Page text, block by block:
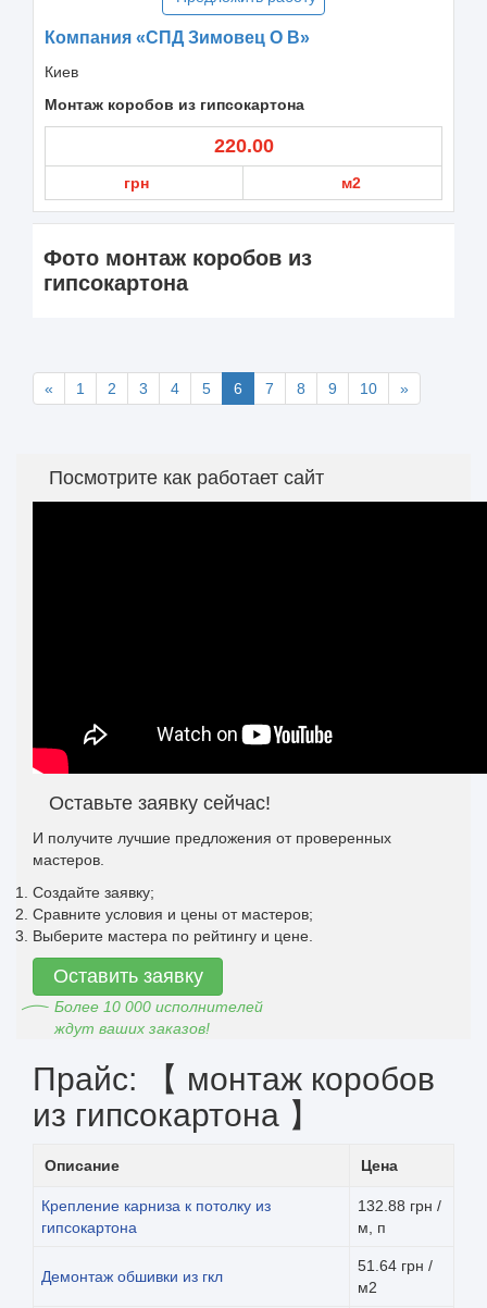
Компания «СПД Зимовец О В»
Киев
Монтаж коробов из гипсокартона
220.00
грн м2
Фото монтаж коробов из
гипсокартона
« 1 2 3 4 5 6 7 8 9 10 »
Посмотрите как работает сайт
Оставьте заявку сейчас!
И получите лучшие предложения от проверенных
мастеров.
Создайте заявку;
Сравните условия и цены от мастеров;
Выберите мастера по рейтингу и цене.
Оставить заявку
Более 10 000 исполнителей
ждут ваших заказов!
Прайс: 【 монтаж коробов
из гипсокартона 】
Описание Цена
Крепление карниза к потолку из
гипсокартона
132.88 грн /
м, п
Демонтаж обшивки из гкл
51.64 грн /
м2